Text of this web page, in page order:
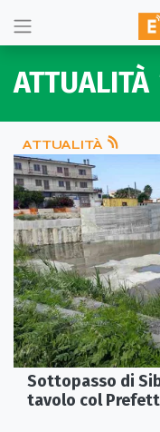
ATTUALITÀ
ATTUALITÀ
Sottopasso di
tavolo col